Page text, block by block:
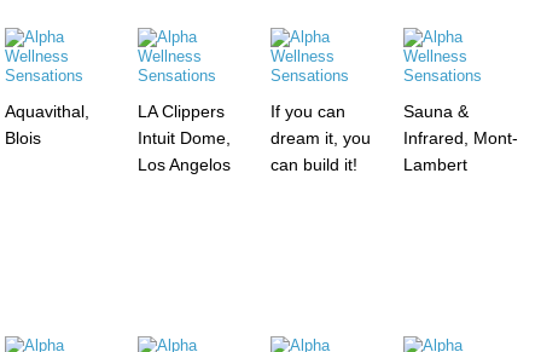
Aquavithal,
Blois
LA Clippers
Intuit Dome,
Los Angelos
If you can
dream it, you
can build it!
Sauna &
Infrared, Mont-
Lambert